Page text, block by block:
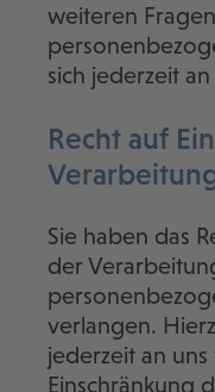
weiteren
sich jederzeit
Recht auf
Sie haben das
der
verlangen.
jederzeit an
Einschränkung